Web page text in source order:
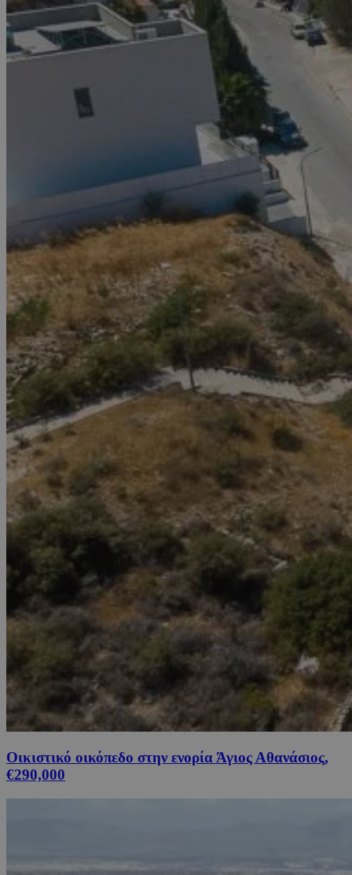
Οικιστικό οικόπεδο στην ενορία Άγιος Αθανάσιος,
€290,000